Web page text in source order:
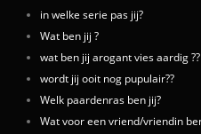
in welke serie pas jij?
Wat ben jij ?
wat ben jij arogant vies aardig ??
wordt jij ooit nog pupulair??
Welk paardenras ben jij?
Wat voor een vriend/vriendin